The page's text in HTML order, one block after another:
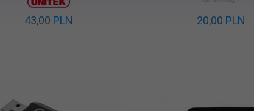
43,00 PLN 20,00 PLN